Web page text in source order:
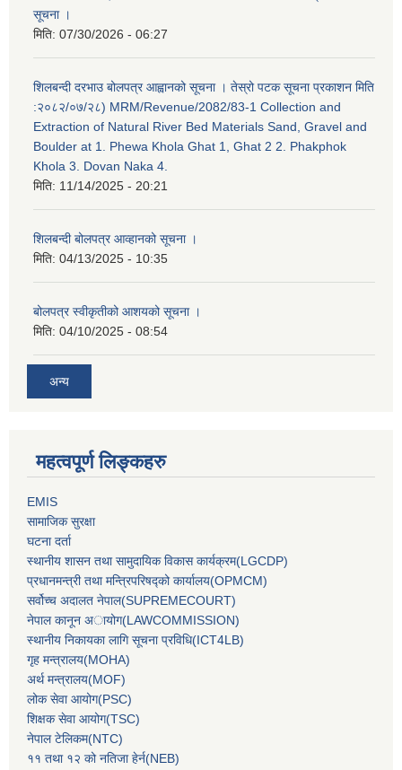
सूचना ।
मिति: 07/30/2026 - 06:27
शिलबन्दी दरभाउ बोलपत्र आह्वानको सूचना । तेस्रो पटक सूचना प्रकाशन मिति
:२०८२/०७/२८) MRM/Revenue/2082/83-1 Collection and
Extraction of Natural River Bed Materials Sand, Gravel and
Boulder at 1. Phewa Khola Ghat 1, Ghat 2 2. Phakphok
Khola 3. Dovan Naka 4.
मिति: 11/14/2025 - 20:21
शिलबन्दी बोलपत्र आव्हानको सूचना ।
मिति: 04/13/2025 - 10:35
बोलपत्र स्वीकृतीको आशयको सूचना ।
मिति: 04/10/2025 - 08:54
अन्य
महत्वपूर्ण लिङ्कहरु
EMIS
सामाजिक सुरक्षा
घटना दर्ता
स्थानीय शासन तथा सामुदायिक विकास कार्यक्रम(LGCDP)
प्रधानमन्‍त्री तथा मन्‍त्रिपरिषद्को कार्यालय(OPMCM)
सर्वोच्‍च अदालत नेपाल(SUPREMECOURT)
नेपाल कानून अायोग(LAWCOMMISSION)
स्थानीय निकायका लागि सूचना प्रविधि(ICT4LB)
गृह मन्‍त्रालय(MOHA)
अर्थ मन्‍त्रालय(MOF)
लोक सेवा आयोग(PSC)
शिक्षक सेवा आयोग(TSC)
नेपाल टेलिकम(NTC)
११ तथा १२ को नतिजा हेर्न(NEB)